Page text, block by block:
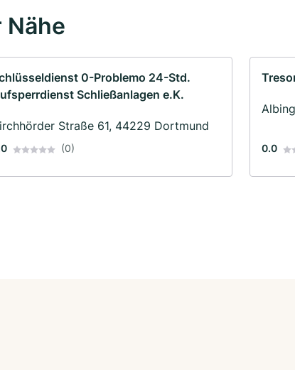
0-Problemo 24-Std.
Schließanlagen e.K.
Straße 61, 44229 Dortmund
(0) 0.0